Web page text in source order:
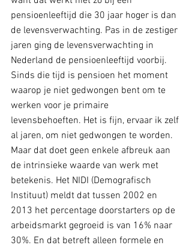
pensioenleeftijd die 30 jaar hoger is dan
de levensverwachting. Pas in de zestiger
jaren ging de levensverwachting in
Nederland de pensioenleeftijd voorbij.
Sinds die tijd is pensioen het moment
waarop je niet gedwongen bent om te
werken voor je primaire
levensbehoeften. Het is fijn, ervaar ik zelf
al jaren, om niet gedwongen te worden.
Maar dat doet geen enkele afbreuk aan
de intrinsieke waarde van werk met
betekenis. Het NIDI (Demografisch
Instituut) meldt dat tussen 2002 en
2013 het percentage doorstarters op de
arbeidsmarkt gegroeid is van 16% naar
30%. En dat betreft alleen formele en